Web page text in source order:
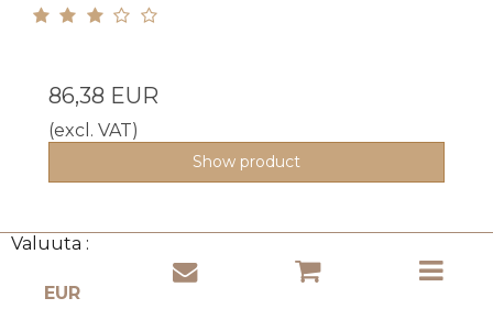
Valuuta :
86,38 EUR
(excl. VAT)
Show product